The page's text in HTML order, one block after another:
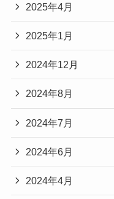
2025年4月
2025年1月
2024年12月
2024年8月
2024年7月
2024年6月
2024年4月